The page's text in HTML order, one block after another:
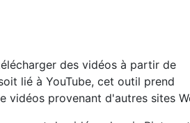
des vidéos à partir de
lié à YouTube, cet outil prend
vidéos provenant d'autres sites